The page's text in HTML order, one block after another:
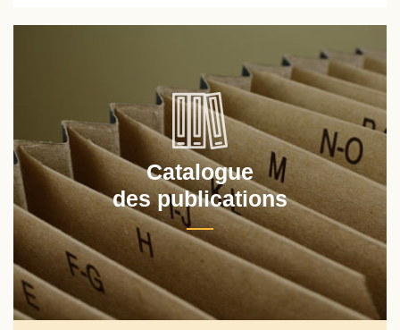
Catalogue
des publications